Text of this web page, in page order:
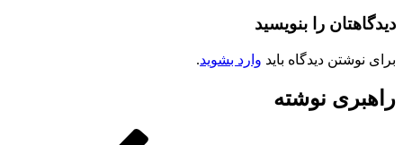
دیدگاهتان را بنویسید
برای نوشتن دیدگاه باید وارد بشوید.
راهبری نوشته